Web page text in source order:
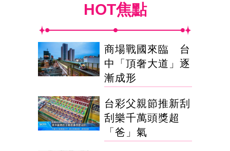
HOT焦點
商場戰國來臨 台
中「頂奢大道」逐
漸成形
台彩父親節推新刮
刮樂千萬頭獎超
「爸」氣